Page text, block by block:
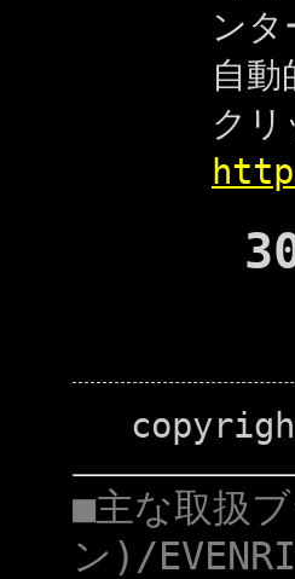
ンタ
自
ク
■主な取扱
ン)/